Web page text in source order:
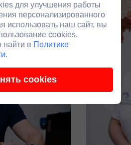
для улучшения работы
персонализированного
использовать наш сайт, вы
cookies.
найти в Политике
.
cookies